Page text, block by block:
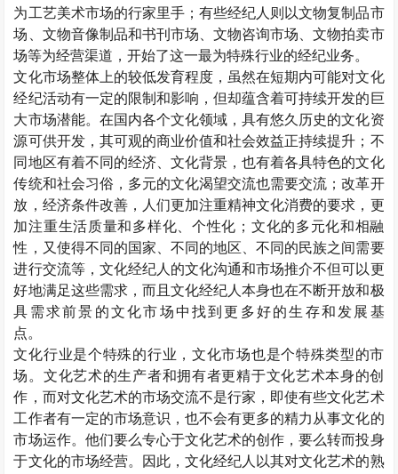
为工艺美术市场的行家里手；有些经纪人则以文物复制品市
场、文物音像制品和书刊市场、文物咨询市场、文物拍卖市
场等为经营渠道，开始了这一最为特殊行业的经纪业务。
文化市场整体上的较低发育程度，虽然在短期内可能对文化
经纪活动有一定的限制和影响，但却蕴含着可持续开发的巨
大市场潜能。在国内各个文化领域，具有悠久历史的文化资
源可供开发，其可观的商业价值和社会效益正持续提升；不
同地区有着不同的经济、文化背景，也有着各具特色的文化
传统和社会习俗，多元的文化渴望交流也需要交流；改革开
放，经济条件改善，人们更加注重精神文化消费的要求，更
加注重生活质量和多样化、个性化；文化的多元化和相融
性，又使得不同的国家、不同的地区、不同的民族之间需要
进行交流等，文化经纪人的文化沟通和市场推介不但可以更
好地满足这些需求，而且文化经纪人本身也在不断开放和极
具需求前景的文化市场中找到更多好的生存和发展基
点。
文化行业是个特殊的行业，文化市场也是个特殊类型的市
场。文化艺术的生产者和拥有者更精于文化艺术本身的创
作，而对文化艺术的市场交流不是行家，即使有些文化艺术
工作者有一定的市场意识，也不会有更多的精力从事文化的
市场运作。他们要么专心于文化艺术的创作，要么转而投身
于文化的市场经营。因此，文化经纪人以其对文化艺术的熟